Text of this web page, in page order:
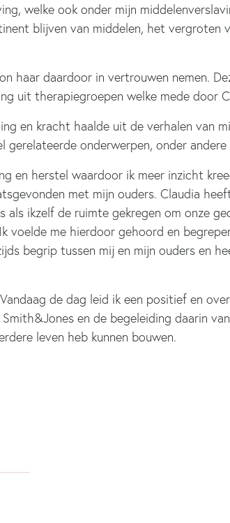
welke ook onder mijn
blijven van middelen, het vergroten
haar daardoor in vertrouwen nemen.
uit therapiegroepen welke mede door
en kracht haalde uit de verhalen van
onderwerpen, onder
en herstel waardoor ik meer inzicht
met mijn ouders. Claudia
ikzelf de ruimte gekregen om onze
voelde me hierdoor gehoord en
begrip tussen mij en mijn ouders en
de dag leid ik een positief en
en de begeleiding daarin
leven heb kunnen bouwen.